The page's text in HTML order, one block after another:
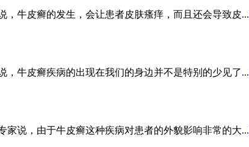
牛皮癣的发生，会让患者皮肤瘙痒，而且还会导致皮...
牛皮癣疾病的出现在我们的身边并不是特别的少见了...
家说，由于牛皮癣这种疾病对患者的外貌影响非常的大...